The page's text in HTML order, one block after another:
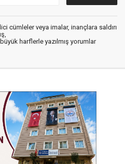
cümleler veya imalar, inançlara saldırı
harflerle yazılmış yorumlar